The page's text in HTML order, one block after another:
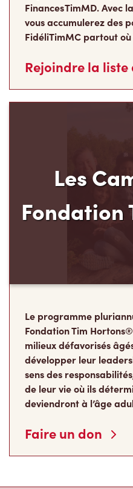
Finances TimMD. Avec
vous accumulerez des
FidéliTimMC partout
Rejoindre la
Les
Fondation
Le programme
Fondation Tim
milieux défavorisés
développer leur
sens des
de leur vie où ils
deviendront à l’âge
Faire un don